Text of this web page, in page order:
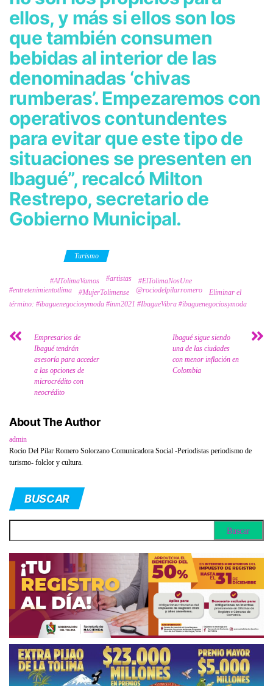
ellos, y más si ellos son los
que también consumen
bebidas al interior de las
denominadas ‘chivas
rumberas’. Empezaremos con
operativos contundentes
para evitar que este tipo de
situaciones se presenten en
Ibagué”, recalcó Milton
Restrepo, secretario de
Gobierno Municipal.
Turismo
#AlTolimaVamos #artistas
#ElTolimaNosUne
#entretenimientotlima
#MujerTolimense @rociodelpilarromero
Eliminar el
término: #ibaguenegociosymoda #inm2021 #IbagueVibra #ibaguenegociosymoda
Empresarios de
Ibagué tendrán
asesoría para acceder
a las opciones de
microcrédito con
neocrédito
Ibagué sigue siendo
una de las ciudades
con menor inflación en
Colombia
About The Author
admin
Rocio Del Pilar Romero Solorzano Comunicadora Social -Periodistas periodismo de
turismo- folclor y cultura.
BUSCAR